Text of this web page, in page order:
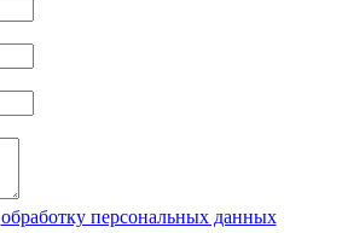
обработку персональных данных